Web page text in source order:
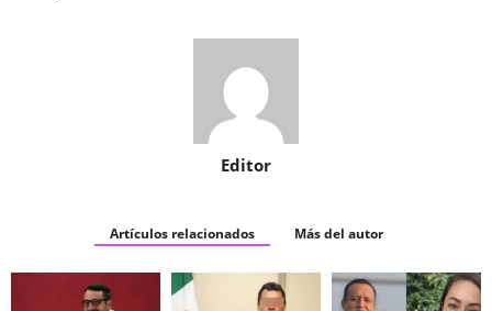
Editor
Artículos relacionados Más del autor